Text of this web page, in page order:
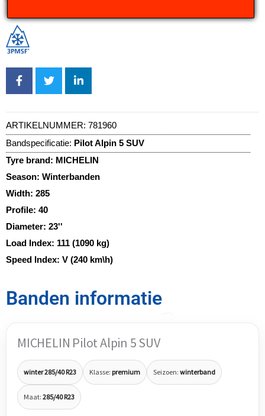
ARTIKELNUMMER: 781960
Bandspecificatie: Pilot Alpin 5 SUV
Tyre brand: MICHELIN
Season: Winterbanden
Width: 285
Profile: 40
Diameter: 23''
Load Index: 111 (1090 kg)
Speed Index: V (240 km\h)
Banden informatie
MICHELIN Pilot Alpin 5 SUV
winter 285/40 R23 Klasse: premium Seizoen: winterband
Maat: 285/40 R23